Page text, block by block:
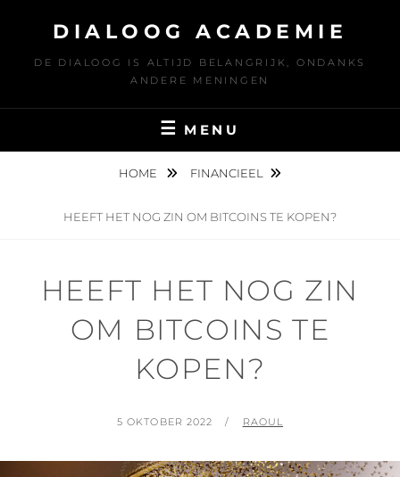
DIALOOG ACADEMIE
DE DIALOOG IS ALTIJD BELANGRIJK, ONDANKS
ANDERE MENINGEN
MENU
HOME FINANCIEEL
HEEFT HET NOG ZIN OM BITCOINS TE KOPEN?
HEEFT HET NOG ZIN
OM BITCOINS TE
KOPEN?
GEPLAATST
5 OKTOBER 2022 BY
RAOUL